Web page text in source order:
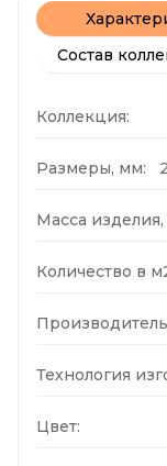
Состав
Коллекция:
Размеры, мм:
Масса изделия,
Количество в
Технология
Цвет: